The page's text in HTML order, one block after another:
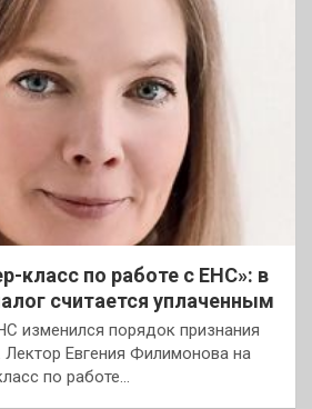
класс по работе с ЕНС»: в
считается уплаченным
изменился порядок признания
Лектор Евгения Филимонова на
по работе…